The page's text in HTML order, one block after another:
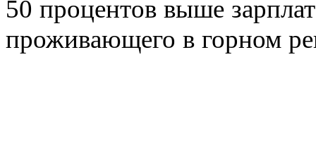
50 процентов выше
проживающего в горном